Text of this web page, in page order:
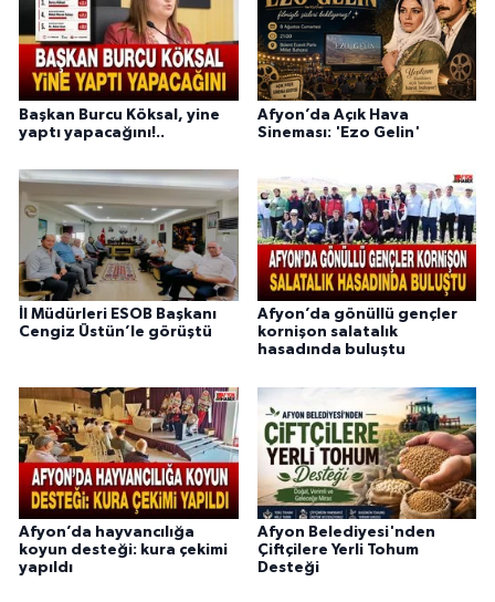
Başkan Burcu Köksal, yine
yaptı yapacağını!..
Afyon’da Açık Hava
Sineması: 'Ezo Gelin'
İl Müdürleri ESOB Başkanı
Cengiz Üstün’le görüştü
Afyon’da gönüllü gençler
kornişon salatalık
hasadında buluştu
Afyon’da hayvancılığa
koyun desteği: kura çekimi
yapıldı
Afyon Belediyesi'nden
Çiftçilere Yerli Tohum
Desteği